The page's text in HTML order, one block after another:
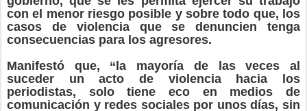
con el menor riesgo posible y sobre todo que, los
casos de violencia que se denuncien tenga
consecuencias para los agresores.
Manifestó que, “la mayoría de las veces al
suceder un acto de violencia hacia los
periodistas, solo tiene eco en medios de
comunicación y redes sociales por unos días, sin